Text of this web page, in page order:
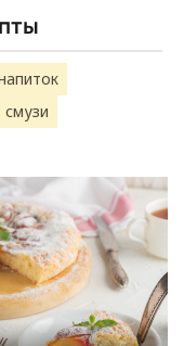
смузи